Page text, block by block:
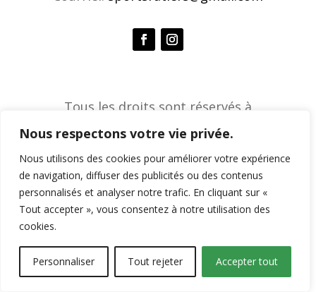
Nous respectons votre vie privée.
Nous utilisons des cookies pour améliorer votre expérience
de navigation, diffuser des publicités ou des contenus
personnalisés et analyser notre trafic. En cliquant sur «
Tout accepter », vous consentez à notre utilisation des
cookies.
Personnaliser Tout rejeter Accepter tout
Tous les droits sont réservés à
Agence créative Constella